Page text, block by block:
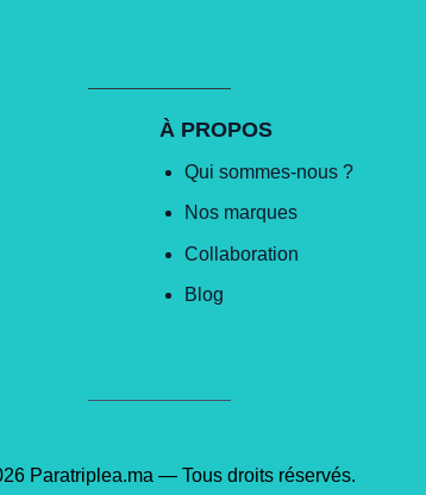
À PROPOS
Qui sommes-nous ?
Nos marques
Collaboration
Blog
Paratriplea.ma — Tous droits réservés.